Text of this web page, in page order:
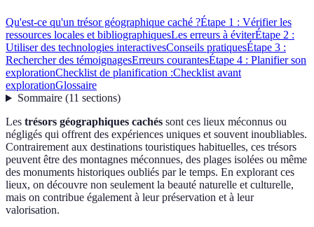
Qu'est-ce qu'un trésor géographique caché ?Étape 1 : Vérifier les
ressources locales et bibliographiquesLes erreurs à éviterÉtape 2 :
Utiliser des technologies interactivesConseils pratiquesÉtape 3 :
Rechercher des témoignagesErreurs courantesÉtape 4 : Planifier son
explorationChecklist de planification :Checklist avant
explorationGlossaire
Sommaire(11 sections)
Les trésors géographiques cachés sont ces lieux méconnus ou
négligés qui offrent des expériences uniques et souvent inoubliables.
Contrairement aux destinations touristiques habituelles, ces trésors
peuvent être des montagnes méconnues, des plages isolées ou même
des monuments historiques oubliés par le temps. En explorant ces
lieux, on découvre non seulement la beauté naturelle et culturelle,
mais on contribue également à leur préservation et à leur
valorisation.